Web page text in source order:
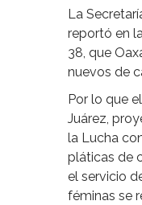
La
reportó en
38, que
nuevos de
Por lo que
Juárez,
la Lucha
pláticas de
el servicio
féminas se